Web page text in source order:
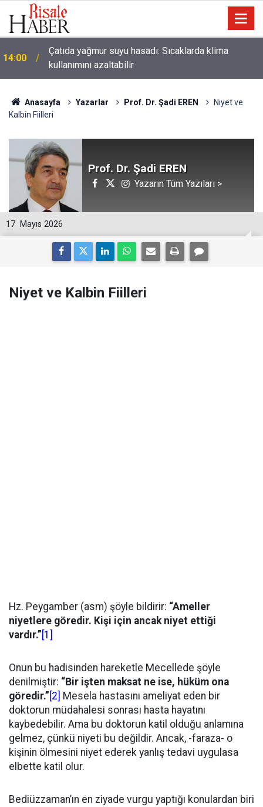
14:00
Çatıda yağmur suyu hasadı: Sıcaklarda klima
kullanımını azaltabilir
Anasayfa Yazarlar Prof. Dr. Şadi EREN
Niyet ve
Kalbin Fiilleri
Prof. Dr. Şadi EREN
Yazarın Tüm Yazıları >
17 Mayıs 2026
Niyet ve Kalbin Fiilleri
Hz. Peygamber (asm) şöyle bildirir: “Ameller
niyetlere göredir. Kişi için ancak niyet ettiği
vardır.” [1]
Onun bu hadisinden hareketle Mecellede şöyle
denilmiştir: “Bir işten maksat ne ise, hüküm ona
göredir.” [2] Mesela hastasını ameliyat eden bir
doktorun müdahalesi sonrası hasta hayatını
kaybedebilir. Ama bu doktorun katil olduğu anlamına
gelmez, çünkü niyeti bu değildir. Ancak, -faraza- o
kişinin ölmesini niyet ederek yanlış tedavi uygulasa
elbette katil olur.
Bediüzzaman’ın en ziyade vurgu yaptığı konulardan biri